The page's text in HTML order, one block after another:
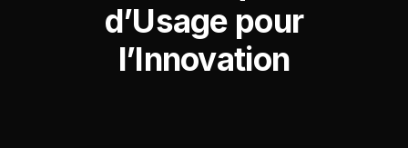
d’Usage pour
l’Innovation